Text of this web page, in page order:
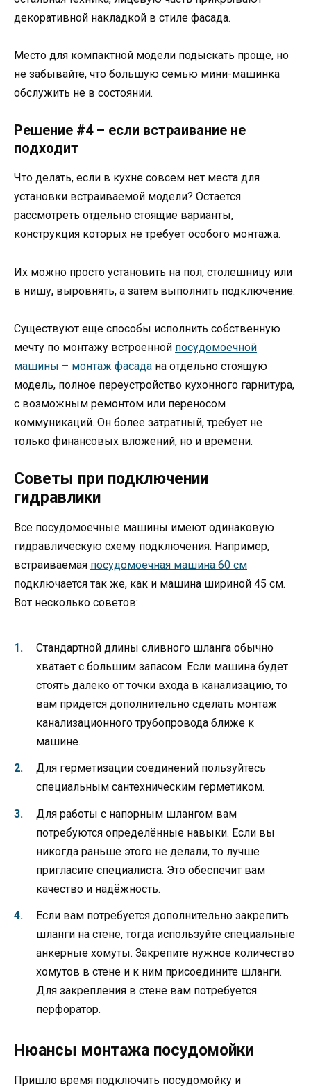
декоративной накладкой в стиле фасада.
Место для компактной модели подыскать проще, но
не забывайте, что большую семью мини-машинка
обслужить не в состоянии.
Решение #4 – если встраивание не
подходит
Что делать, если в кухне совсем нет места для
установки встраиваемой модели? Остается
рассмотреть отдельно стоящие варианты,
конструкция которых не требует особого монтажа.
Их можно просто установить на пол, столешницу или
в нишу, выровнять, а затем выполнить подключение.
Существуют еще способы исполнить собственную
мечту по монтажу встроенной посудомоечной
машины – монтаж фасада на отдельно стоящую
модель, полное переустройство кухонного гарнитура,
с возможным ремонтом или переносом
коммуникаций. Он более затратный, требует не
только финансовых вложений, но и времени.
Советы при подключении
гидравлики
Все посудомоечные машины имеют одинаковую
гидравлическую схему подключения. Например,
встраиваемая посудомоечная машина 60 см
подключается так же, как и машина шириной 45 см.
Вот несколько советов:
Стандартной длины сливного шланга обычно
хватает с большим запасом. Если машина будет
стоять далеко от точки входа в канализацию, то
вам придётся дополнительно сделать монтаж
канализационного трубопровода ближе к
машине.
Для герметизации соединений пользуйтесь
специальным сантехническим герметиком.
Для работы с напорным шлангом вам
потребуются определённые навыки. Если вы
никогда раньше этого не делали, то лучше
пригласите специалиста. Это обеспечит вам
качество и надёжность.
Если вам потребуется дополнительно закрепить
шланги на стене, тогда используйте специальные
анкерные хомуты. Закрепите нужное количество
хомутов в стене и к ним присоедините шланги.
Для закрепления в стене вам потребуется
перфоратор.
Нюансы монтажа посудомойки
Пришло время подключить посудомойку и